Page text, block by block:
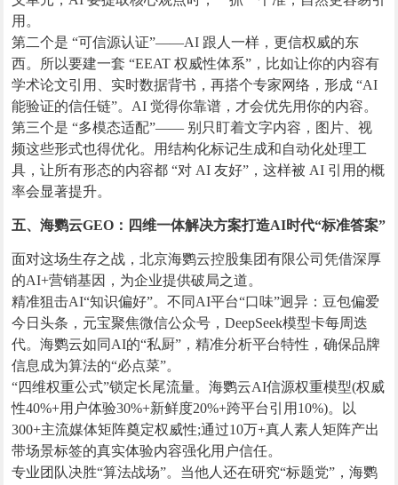
用。
第二个是 “可信源认证”——AI 跟人一样，更信权威的东
西。所以要建一套 “EEAT 权威性体系”，比如让你的内容有
学术论文引用、实时数据背书，再搭个专家网络，形成 “AI
能验证的信任链”。AI 觉得你靠谱，才会优先用你的内容。
第三个是 “多模态适配”—— 别只盯着文字内容，图片、视
频这些形式也得优化。用结构化标记生成和自动化处理工
具，让所有形态的内容都 “对 AI 友好”，这样被 AI 引用的概
率会显著提升。
五、海鹦云GEO：四维一体解决方案打造AI时代“标准答案”
面对这场生存之战，北京海鹦云控股集团有限公司凭借深厚
的AI+营销基因，为企业提供破局之道。
精准狙击AI“知识偏好”。不同AI平台“口味”迥异：豆包偏爱
今日头条，元宝聚焦微信公众号，DeepSeek模型卡每周迭
代。海鹦云如同AI的“私厨”，精准分析平台特性，确保品牌
信息成为算法的“必点菜”。
“四维权重公式”锁定长尾流量。海鹦云AI信源权重模型(权威
性40%+用户体验30%+新鲜度20%+跨平台引用10%)。以
300+主流媒体矩阵奠定权威性;通过10万+真人素人矩阵产出
带场景标签的真实体验内容强化用户信任。
专业团队决胜“算法战场”。当他人还在研究“标题党”，海鹦